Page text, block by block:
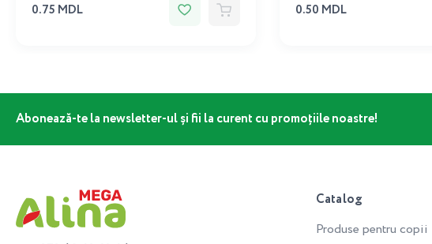
0.75 MDL 0.50 MDL
Abonează-te la newsletter-ul și fii la curent cu promoțiile noastre!
Catalog
Produse pentru copii